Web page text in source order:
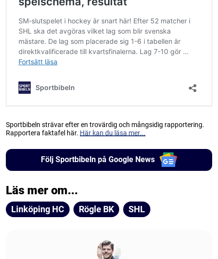
Sportbibeln strävar efter en trovärdig och mångsidig rapportering.
Rapportera faktafel här. Här kan du läsa mer...
Följ Sportbibeln på Google News
Läs mer om...
Linköping HC Rögle BK SHL